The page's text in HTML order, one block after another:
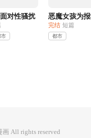
对性骚扰
市
完结 短篇
都市
All rights reserved